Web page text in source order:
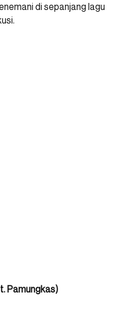
di sepanjang lagu
Pamungkas)